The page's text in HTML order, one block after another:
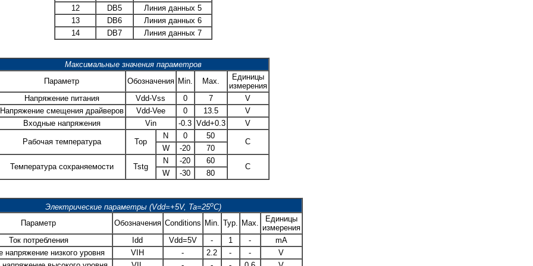
12
DB5
Линия данных 5
13
DB6
Линия данных 6
14
DB7 Линия данных 7
Максимальные значения параметров
Параметр
Обозначения Min. Max.
Единицы
измерения
Напряжение питания
Vdd-Vss 0 7
V
Напряжение смещения драйверов
Vdd-Vee 0 13.5
V
Входные напряжения
Vin -0.3 Vdd+0.3 V
Рабочая температура Top
N 0 50
C
W -20 70
Температура сохраняемости Tstg
N -20 60
C
W -30 80
Электрические параметры (Vdd=+5V, Ta=25oC)
Параметр
Обозначения Conditions Min. Typ. Max.
Единицы
измерения
Ток потребления
Idd Vdd=5V - 1 -
mA
напряжение низкого уровня
VIH - 2.2 - -
V